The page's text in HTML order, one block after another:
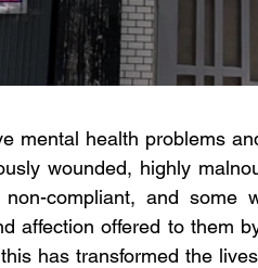
mental health problems
wounded, highly
compliant, and some
affection offered to them
has transformed the